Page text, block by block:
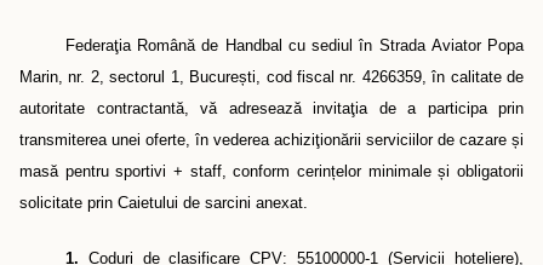
Federaţia Română de Handbal cu sediul în Strada Aviator Popa
Marin, nr. 2, sectorul 1, București, cod fiscal nr. 4266359,în calitate de
autoritate contractantă, vă adresează invitaţia de a participa prin
transmiterea unei oferte, în vederea achiziţionării serviciilor de cazare și
masă pentru sportivi + staff, conform cerințelor minimale și obligatorii
solicitate prin Caietului de sarcini anexat.
1. Coduri de clasificare CPV: 55100000-1 (Servicii hoteliere),